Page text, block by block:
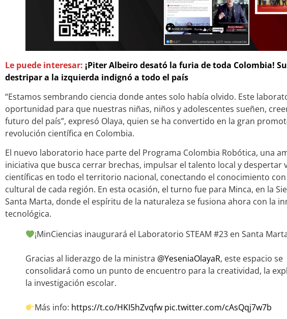
Le puede interesar: ¡Piter Albeiro desató la furia de toda Colombia!
destripar a la izquierda indignó a todo el país
“Estamos sembrando ciencia donde antes solo había olvido. Este
oportunidad para que nuestras niñas, niños y adolescentes sueñen,
futuro del país”, expresó Olaya, quien se ha convertido en la gran
revolución científica en Colombia.
El nuevo laboratorio hace parte del Programa Colombia Robótica, una
iniciativa que busca cerrar brechas, impulsar el talento local y despertar
científicas en todo el territorio nacional, conectando el conocimiento
cultural de cada región. En esta ocasión, el turno fue para Minca, en la
Santa Marta, donde el espíritu de la naturaleza se fusiona ahora con la
tecnológica.
¡MinCiencias inaugurará el Laboratorio STEAM #23 en Santa
Gracias al liderazgo de la ministra @YeseniaOlayaR, este espacio se
consolidará como un punto de encuentro para la creatividad, la
la investigación escolar.
Más info: https://t.co/HKI5hZvqfw pic.twitter.com/cAsQqj7w7b